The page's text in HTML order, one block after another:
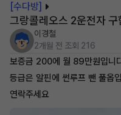
[수다방]
그랑콜레오스 2운전자 구
이경철
2개월 전 조회 216
보증금 200에 월 89만원입니
등급은 알핀에 썬루프 뺀 풀
연락주세요